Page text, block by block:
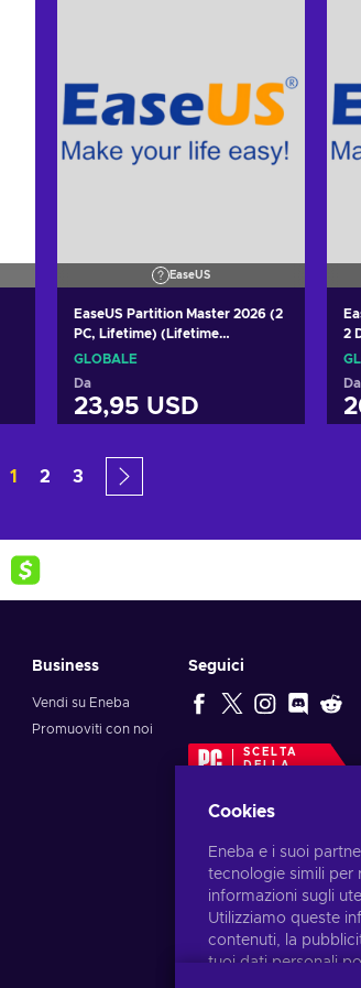
EaseUS
EaseUS Partition Master 2026 (2
PC, Lifetime) (Lifetime
Upgrades) Key GLOBAL
GLOBALE
Da
23,95 USD
Aggiungi al carrello
Visualizza offerte
2
Da
1 2 3
Business
Vendi su Eneba
Promuoviti con noi
Seguici
SCELTA
DELLA
Cookies
Eneba e i suoi
tecnologie simili per
informazioni sugli
Utilizziamo queste
contenuti, la
tuoi dati personali